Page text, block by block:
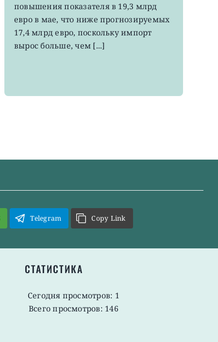
4-
летнего
повышения показателя в 19,3 млрд
евро в мае, что ниже прогнозируемых
17,4 млрд евро, поскольку импорт
вырос больше, чем [...]
Telegram Copy Link
СТАТИСТИКА
Сегодня просмотров: 1
Всего просмотров: 146